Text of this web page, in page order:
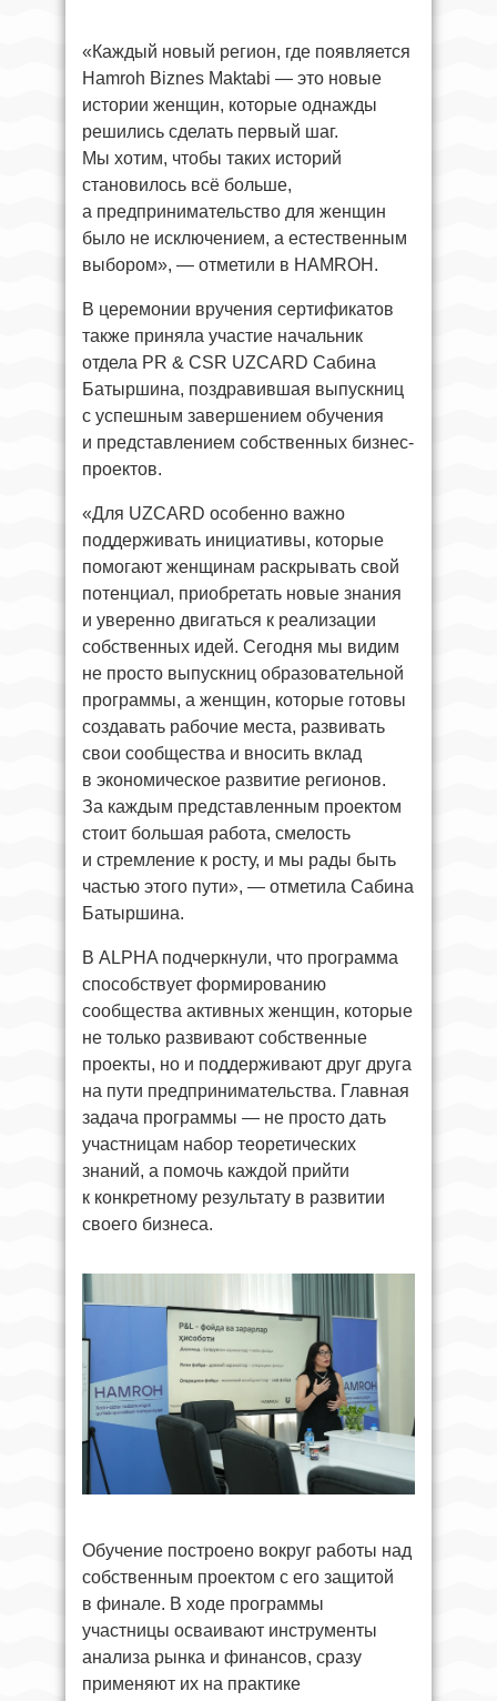
«Каждый новый регион, где появляется
Hamroh Biznes Maktabi — это новые
истории женщин, которые однажды
решились сделать первый шаг.
Мы хотим, чтобы таких историй
становилось всё больше,
а предпринимательство для женщин
было не исключением, а естественным
выбором», — отметили в HAMROH.
В церемонии вручения сертификатов
также приняла участие начальник
отдела PR & CSR UZCARD Сабина
Батыршина, поздравившая выпускниц
с успешным завершением обучения
и представлением собственных бизнес-
проектов.
«Для UZCARD особенно важно
поддерживать инициативы, которые
помогают женщинам раскрывать свой
потенциал, приобретать новые знания
и уверенно двигаться к реализации
собственных идей. Сегодня мы видим
не просто выпускниц образовательной
программы, а женщин, которые готовы
создавать рабочие места, развивать
свои сообщества и вносить вклад
в экономическое развитие регионов.
За каждым представленным проектом
стоит большая работа, смелость
и стремление к росту, и мы рады быть
частью этого пути», — отметила Сабина
Батыршина.
В ALPHA подчеркнули, что программа
способствует формированию
сообщества активных женщин, которые
не только развивают собственные
проекты, но и поддерживают друг друга
на пути предпринимательства. Главная
задача программы — не просто дать
участницам набор теоретических
знаний, а помочь каждой прийти
к конкретному результату в развитии
своего бизнеса.
Обучение построено вокруг работы над
собственным проектом с его защитой
в финале. В ходе программы
участницы осваивают инструменты
анализа рынка и финансов, сразу
применяют их на практике